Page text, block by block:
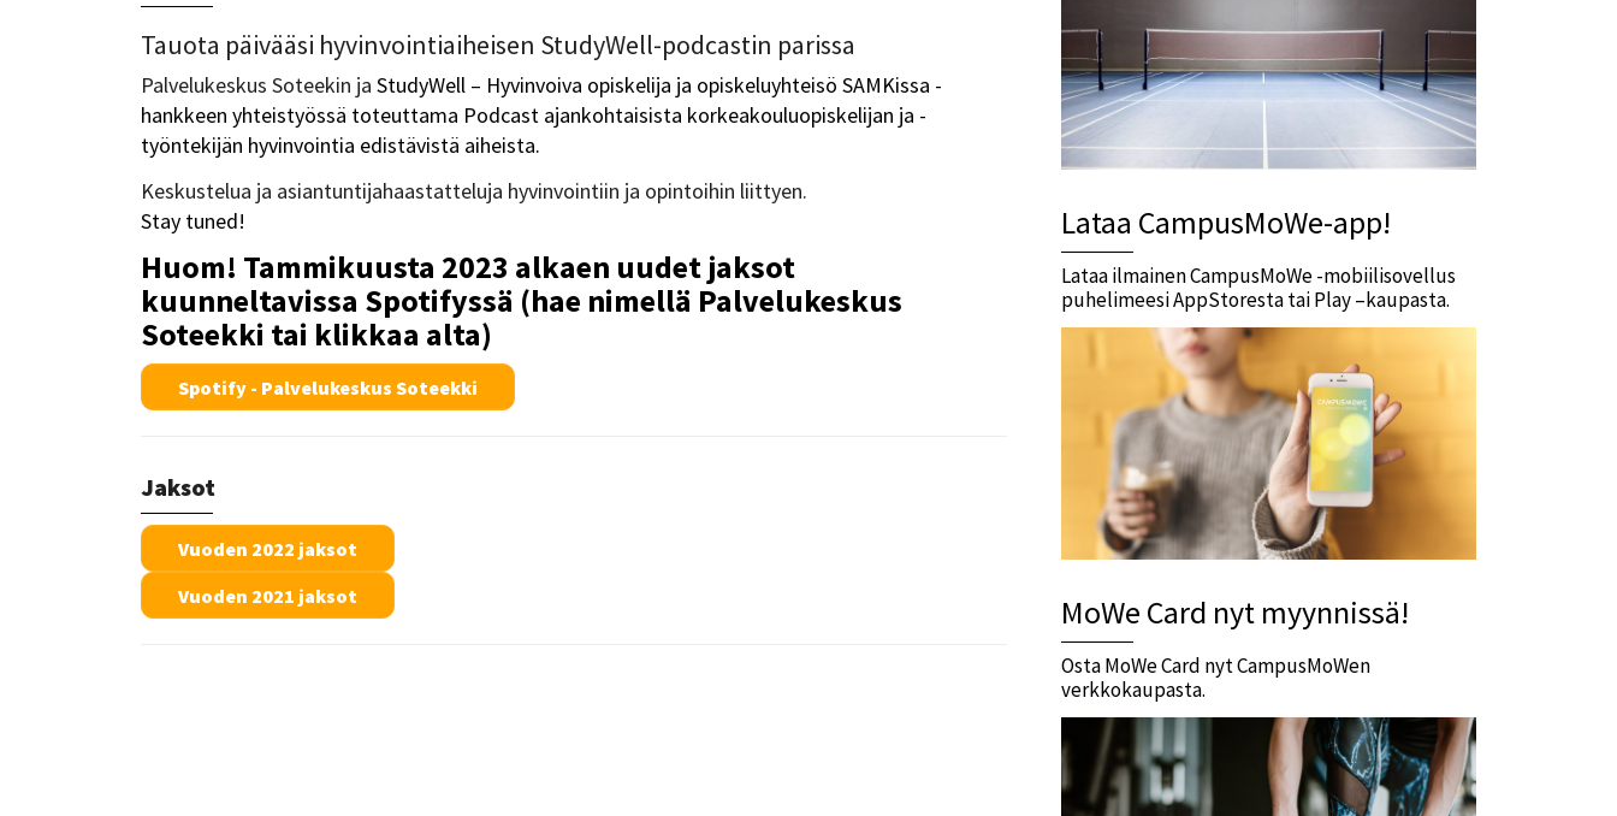
Tauota päivääsi hyvinvointiaiheisen StudyWell-podcastin parissa
Palvelukeskus Soteekin ja StudyWell – Hyvinvoiva opiskelija ja opiskeluyhteisö SAMKissa -
hankkeen yhteistyössä toteuttama Podcast ajankohtaisista korkeakouluopiskelijan ja -
työntekijän hyvinvointia edistävistä aiheista.
Keskustelua ja asiantuntijahaastatteluja hyvinvointiin ja opintoihin liittyen.
Stay tuned!​​​​​​
Huom! Tammikuusta 2023 alkaen uudet jaksot
kuunneltavissa Spotifyssä (hae nimellä Palvelukeskus
Soteekki tai klikkaa alta)
Spotify - Palvelukeskus Soteekki
Jaksot
Vuoden 2022 jaksot
Vuoden 2021 jaksot
Lataa CampusMoWe-app!
Lataa ilmainen CampusMoWe -mobiilisovellus
puhelimeesi AppStoresta tai Play –kaupasta.
MoWe Card nyt myynnissä!
Osta MoWe Card nyt CampusMoWen
verkkokaupasta.